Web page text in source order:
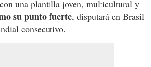
una plantilla joven, multicultural y
su punto fuerte, disputará en Brasil
consecutivo.